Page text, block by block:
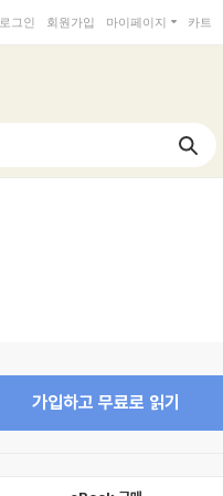
로그인 회원가입 마이페이지 카트
가입하고 무료로 읽기